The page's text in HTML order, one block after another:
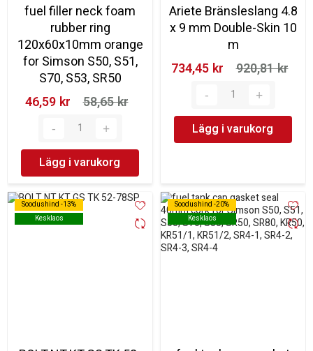
fuel filler neck foam
rubber ring
120x60x10mm orange
for Simson S50, S51,
S70, S53, SR50
46,59 kr‎
58,65 kr‎
Lägg i varukorg
Ariete Bränsleslang 4.8
x 9 mm Double-Skin 10
m
734,45 kr‎
920,81 kr‎
Lägg i varukorg
Soodushind -13%
Kesklaos
Soodushind -13%
Kesklaos
Soodushind -20%
Kesklaos
Soodushind -20%
Kesklaos